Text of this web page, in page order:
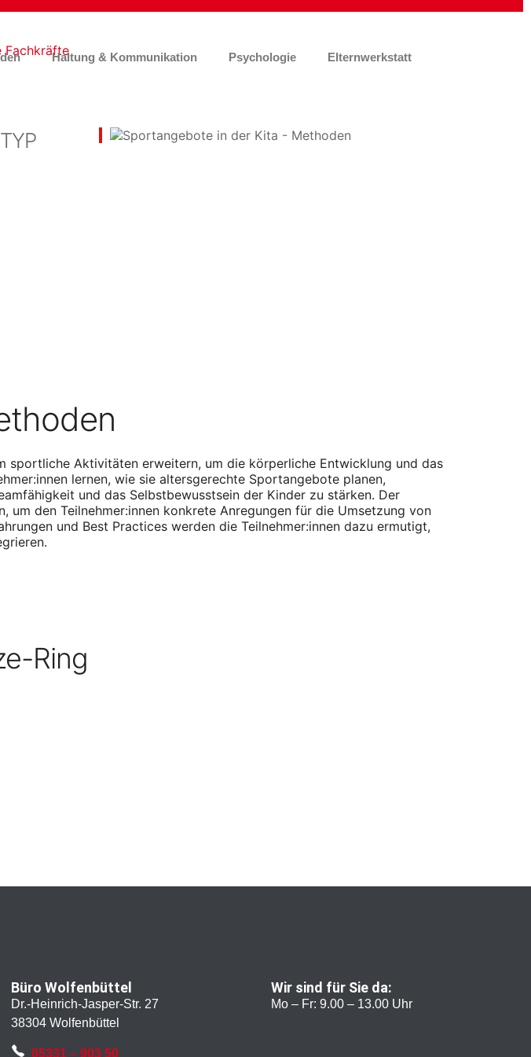
Haltung & Kommunikation Psychologie Elternwerkstatt
sportliche Aktivitäten erweitern, um die körperliche Entwicklung und das
lernen, wie sie altersgerechte Sportangebote planen,
und das Selbstbewusstsein der Kinder zu stärken. Der
den Teilnehmer:innen konkrete Anregungen für die Umsetzung von
und Best Practices werden die Teilnehmer:innen dazu ermutigt,
Ring
Büro Wolfenbüttel
Dr.-Heinrich-Jasper-Str. 27
38304 Wolfenbüttel
05331 – 903 50
Wir sind für Sie da:
Mo – Fr: 9.00 – 13.00 Uhr